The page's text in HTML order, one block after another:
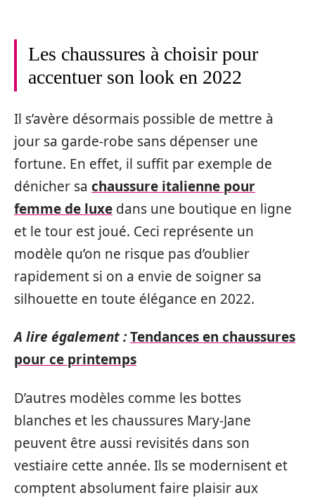
Les chaussures à choisir pour
accentuer son look en 2022
Il s’avère désormais possible de mettre à
jour sa garde-robe sans dépenser une
fortune. En effet, il suffit par exemple de
dénicher sa chaussure italienne pour
femme de luxe dans une boutique en ligne
et le tour est joué. Ceci représente un
modèle qu’on ne risque pas d’oublier
rapidement si on a envie de soigner sa
silhouette en toute élégance en 2022.
A lire également :Tendances en chaussures
pour ce printemps
D’autres modèles comme les bottes
blanches et les chaussures Mary-Jane
peuvent être aussi revisités dans son
vestiaire cette année. Ils se modernisent et
comptent absolument faire plaisir aux